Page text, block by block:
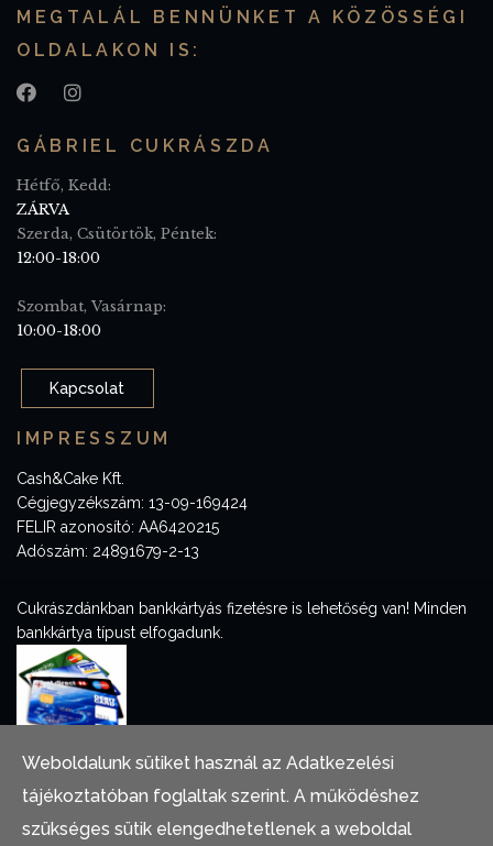
MEGTALÁL BENNÜNKET A KÖZÖSSÉGI
OLDALAKON IS:
GÁBRIEL CUKRÁSZDA
Hétfő, Kedd:
ZÁRVA
Szerda, Csütörtök, Péntek:
12:00-18:00
Szombat, Vasárnap:
10:00-18:00
Kapcsolat
IMPRESSZUM
Cash&Cake Kft.
Cégjegyzékszám: 13-09-169424
FELIR azonosító: AA6420215
Adószám: 24891679-2-13
Cukrászdánkban bankkártyás fizetésre is lehetőség van! Minden
bankkártya típust elfogadunk.
Adatkezelési tájékoztató
Cookies tájékoztató
Weboldalunk sütiket használ az Adatkezelési
tájékoztatóban foglaltak szerint. A működéshez
szükséges sütik elengedhetetlenek a weboldal